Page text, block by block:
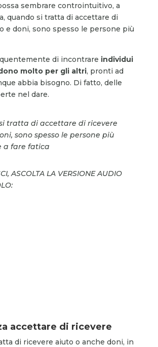
sembrare controintuitivo, a
quando si tratta di accettare di
e doni, sono spesso le persone più
di incontrare individui
molto per gli altri, pronti ad
abbia bisogno. Di fatto, delle
nel dare.
tratta di accettare di ricevere
sono spesso le persone più
a fare fatica
ASCOLTA LA VERSIONE AUDIO
accettare di ricevere
di ricevere aiuto o anche doni, in